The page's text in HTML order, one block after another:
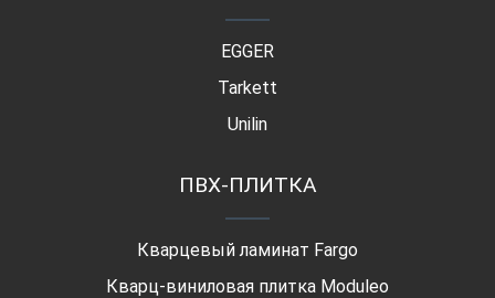
EGGER
Tarkett
Unilin
ПВХ-ПЛИТКА
Кварцевый ламинат Fargo
Кварц-виниловая плитка Moduleo